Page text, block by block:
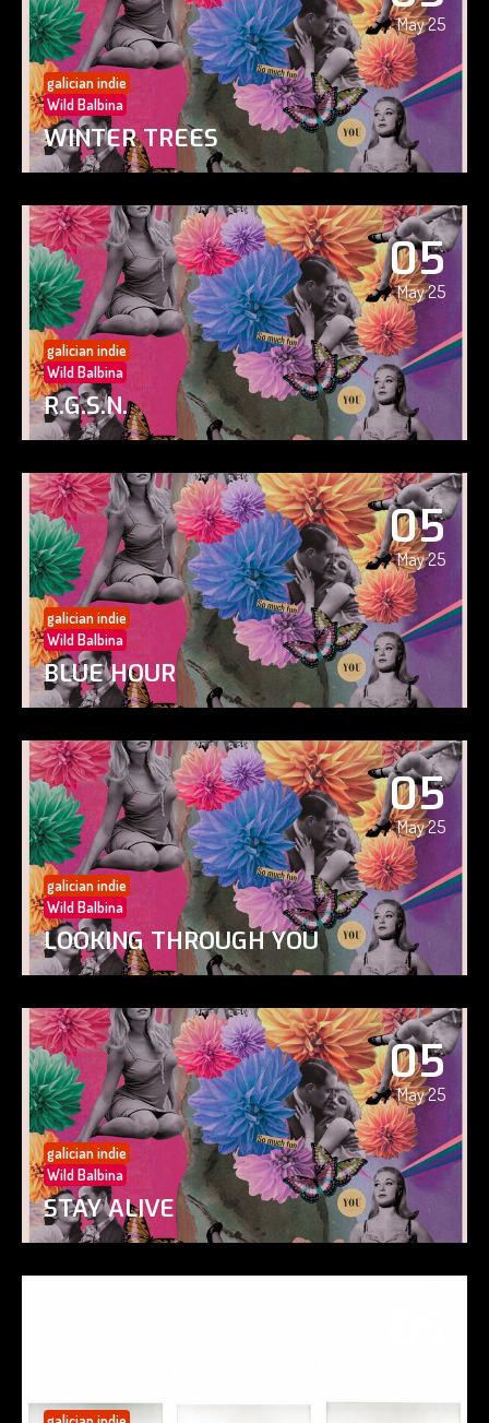
May 25
galician indie
Wild Balbina
WINTER TREES
05
May 25
galician indie
Wild Balbina
R.G.S.N.
05
May 25
galician indie
Wild Balbina
BLUE HOUR
05
May 25
galician indie
Wild Balbina
LOOKING THROUGH YOU
05
May 25
galician indie
Wild Balbina
STAY ALIVE